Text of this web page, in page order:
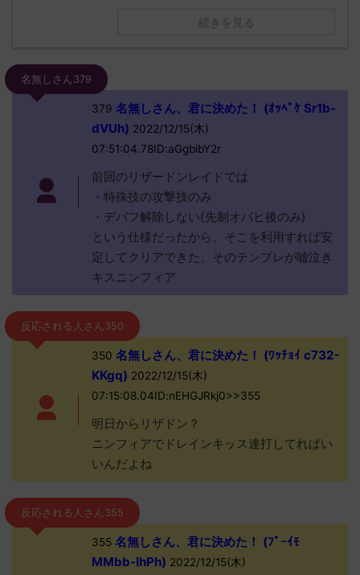
続きを見る
名無しさん379
379 名無しさん、君に決めた！ (ｵｯﾍﾟｹ Sr1b-
dVUh) 2022/12/15(木)
07:51:04.78ID:aGgbibY2r
前回のリザードンレイドでは
・特殊技の攻撃技のみ
・デバフ解除しない(先制オバヒ後のみ)
という仕様だったから、そこを利用すれば安
定してクリアできた、そのテンプレが嘘泣き
キスニンフィア
反応される人さん350
350 名無しさん、君に決めた！ (ﾜｯﾁｮｲ c732-
KKgq) 2022/12/15(木)
07:15:08.04ID:nEHGJRkj0>>355
明日からリザドン？
ニンフィアでドレインキッス連打してればい
いんだよね
反応される人さん355
355名無しさん、君に決めた！ (ﾌﾞｰｲﾓ
MMbb-IhPh) 2022/12/15(木)